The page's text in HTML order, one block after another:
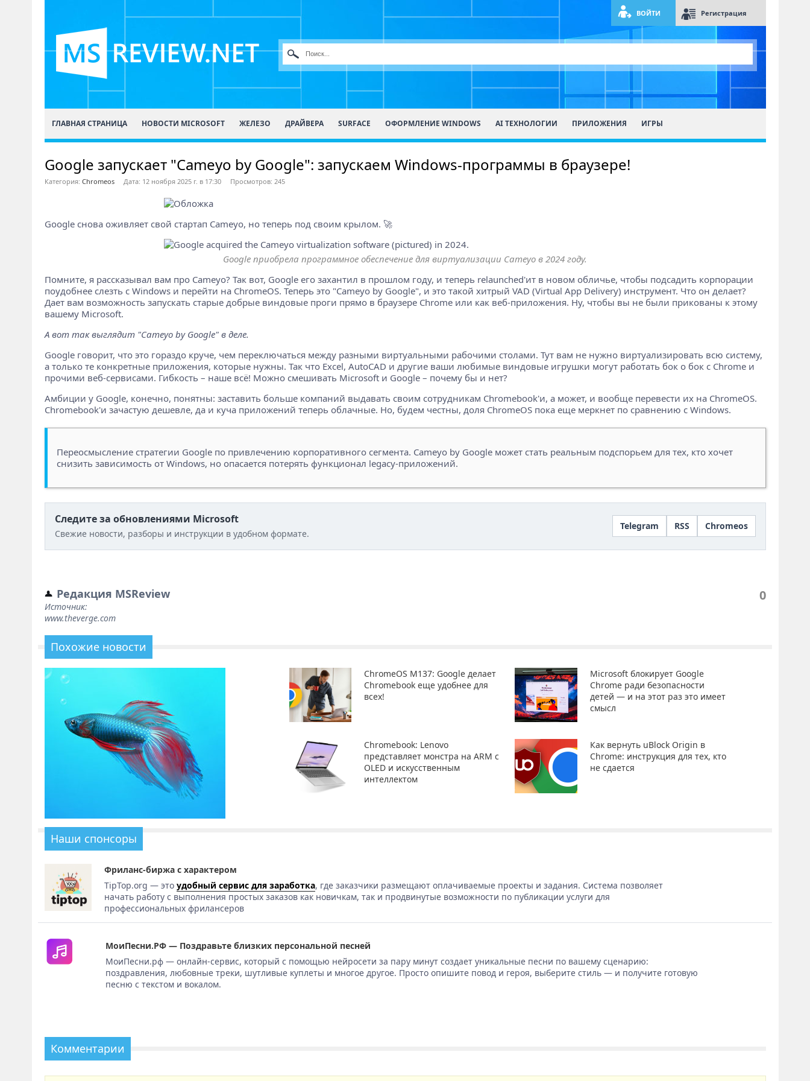
ВОЙТИ Регистрация
ГЛАВНАЯ СТРАНИЦА НОВОСТИ MICROSOFT ЖЕЛЕЗО ДРАЙВЕРА SURFACE ОФОРМЛЕНИЕ WINDOWS AI ТЕХНОЛОГИИ ПРИЛОЖЕНИЯ ИГРЫ
Google запускает "Cameyo by Google": запускаем Windows-программы в браузере!
Категория: Chromeos Дата: 12 ноября 2025 г. в 17:30 Просмотров: 245
Google снова оживляет свой стартап Cameyo, но теперь под своим крылом. 🚀
Google приобрела программное обеспечение для виртуализации Cameyo в 2024 году.
Помните, я рассказывал вам про Cameyo? Так вот, Google его захантил в прошлом году, и теперь relaunched'ит в новом обличье, чтобы подсадить корпорации
поудобнее слезть с Windows и перейти на ChromeOS. Теперь это "Cameyo by Google", и это такой хитрый VAD (Virtual App Delivery) инструмент. Что он делает?
Дает вам возможность запускать старые добрые виндовые проги прямо в браузере Chrome или как веб-приложения. Ну, чтобы вы не были прикованы к этому
вашему Microsoft.
А вот так выглядит "Cameyo by Google" в деле.
Google говорит, что это гораздо круче, чем переключаться между разными виртуальными рабочими столами. Тут вам не нужно виртуализировать всю систему,
а только те конкретные приложения, которые нужны. Так что Excel, AutoCAD и другие ваши любимые виндовые игрушки могут работать бок о бок с Chrome и
прочими веб-сервисами. Гибкость – наше всё! Можно смешивать Microsoft и Google – почему бы и нет?
Амбиции у Google, конечно, понятны: заставить больше компаний выдавать своим сотрудникам Chromebook'и, а может, и вообще перевести их на ChromeOS.
Chromebook'и зачастую дешевле, да и куча приложений теперь облачные. Но, будем честны, доля ChromeOS пока еще меркнет по сравнению с Windows.
Переосмысление стратегии Google по привлечению корпоративного сегмента. Cameyo by Google может стать реальным подспорьем для тех, кто хочет
снизить зависимость от Windows, но опасается потерять функционал legacy-приложений.
Следите за обновлениями Microsoft
Свежие новости, разборы и инструкции в удобном формате.
Telegram RSS Chromeos
Редакция MSReview
Источник:
www.theverge.com
0
Похожие новости
ChromeOS M137: Google делает
Chromebook еще удобнее для
всех!
Microsoft блокирует Google
Chrome ради безопасности
детей — и на этот раз это имеет
смысл
Chromebook: Lenovo
представляет монстра на ARM с
OLED и искусственным
интеллектом
Как вернуть uBlock Origin в
Chrome: инструкция для тех, кто
не сдается
Наши спонсоры
Фриланс-биржа с характером
TipTop.org — этоудобный сервис для заработка, где заказчики размещают оплачиваемые проекты и задания. Система позволяет
начать работу с выполнения простых заказов как новичкам, так и продвинутые возможности по публикации услуги для
профессиональных фрилансеров
МоиПесни.РФ — Поздравьте близких персональной песней
МоиПесни.рф — онлайн-сервис, который с помощью нейросети за пару минут создает уникальные песни по вашему сценарию:
поздравления, любовные треки, шутливые куплеты и многое другое. Просто опишите повод и героя, выберите стиль — и получите готовую
песню с текстом и вокалом.
Комментарии